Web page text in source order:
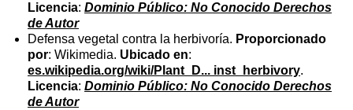
Licencia:Dominio Público: No Conocido Derechos
de Autor
Defensa vegetal contra la herbivoría. Proporcionado
por: Wikimedia. Ubicado en:
es.wikipedia.org/wiki/Plant_D... inst_herbivory.
Licencia:Dominio Público: No Conocido Derechos
de Autor